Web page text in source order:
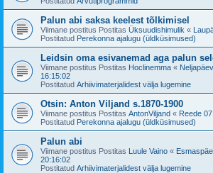
Palun abi saksa keelest tõlkimisel
Viimane postitus Postitas Üksuudishimulik «
Postitatud Perekonna ajalugu (üldküsimused)
Leidsin oma esivanemad aga palun
Viimane postitus Postitas Hoclinemma «
16:15:02
Postitatud Arhiivimaterjalidest välja lugemine
Otsin: Anton Viljand s.1870-1900
Viimane postitus Postitas AntonViljand « Reede
Postitatud Perekonna ajalugu (üldküsimused)
Palun abi
Viimane postitus Postitas Luule Vaino «
20:16:02
Postitatud Arhiivimaterjalidest välja lugemine